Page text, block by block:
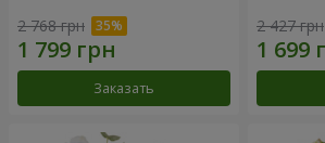
2 768 грн
Заказать
2 427 грн